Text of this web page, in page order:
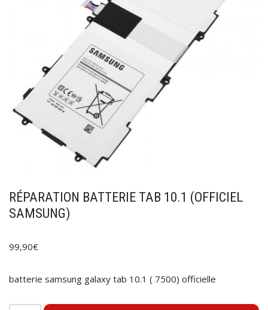
RÉPARATION BATTERIE TAB 10.1 (OFFICIEL
SAMSUNG)
99,90€
batterie samsung galaxy tab 10.1 ( 7500) officielle